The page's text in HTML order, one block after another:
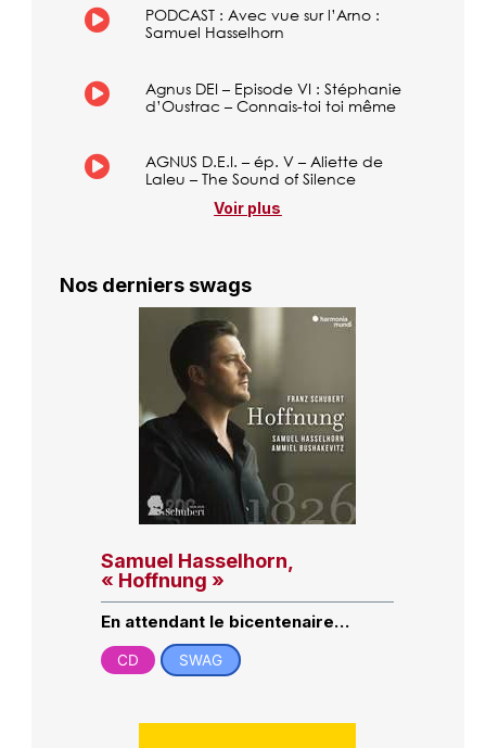
PODCAST : Avec vue sur l’Arno :
Samuel Hasselhorn
Agnus DEI – Episode VI : Stéphanie
d’Oustrac – Connais-toi toi même
AGNUS D.E.I. – ép. V – Aliette de
Laleu – The Sound of Silence
Voir plus
Nos derniers swags
Samuel Hasselhorn,
« Hoffnung »
En attendant le bicentenaire…
CD SWAG